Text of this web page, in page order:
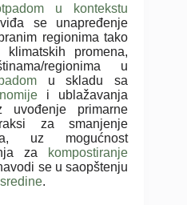
u kontekstu
se unapređenje
regionima tako
promena,
regionima u
u skladu sa
i ublažavanja
uvođenje primarne
za smanjenje
uz mogućnost
za
kompostiranje
se u saopštenju
.